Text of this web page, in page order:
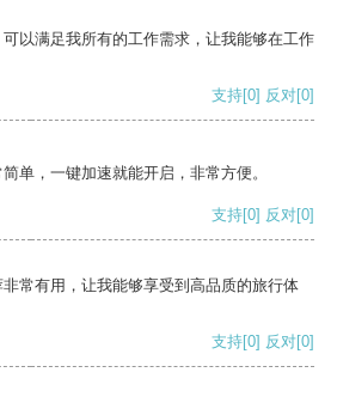
以满足我所有的工作需求，让我能够在工作
支持[0] 反对[0]
单，一键加速就能开启，非常方便。
支持[0] 反对[0]
常有用，让我能够享受到高品质的旅行体
支持[0] 反对[0]